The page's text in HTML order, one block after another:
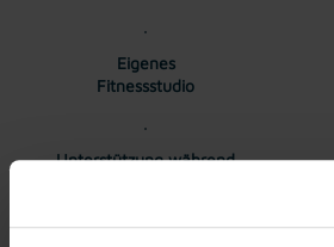
Eigenes
Fitnessstudio
Unterstützung während